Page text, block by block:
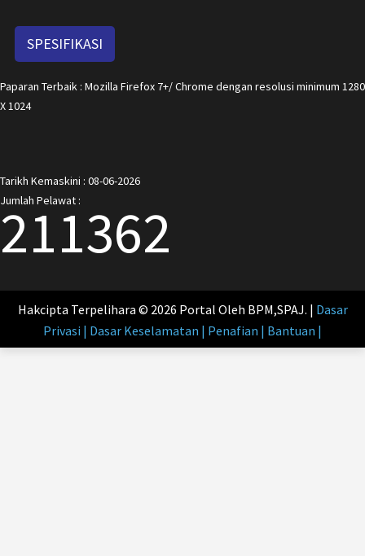
SPESIFIKASI
Paparan Terbaik : Mozilla Firefox 7+/ Chrome dengan resolusi minimum 1280
X 1024
Tarikh Kemaskini : 08-06-2026
Jumlah Pelawat :
211362
Hakcipta Terpelihara © 2026 Portal Oleh BPM,SPAJ. | Dasar
Privasi | Dasar Keselamatan | Penafian | Bantuan |